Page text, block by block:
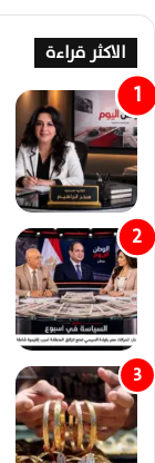
الاكثر قراءة